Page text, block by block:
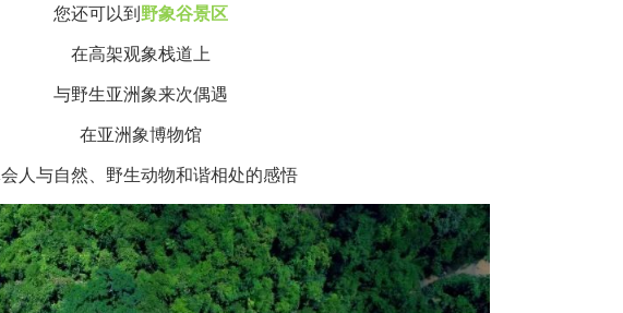
您还可以到野象谷景区
在高架观象栈道上
与野生亚洲象来次偶遇
在亚洲象博物馆
人与自然、野生动物和谐相处的感悟